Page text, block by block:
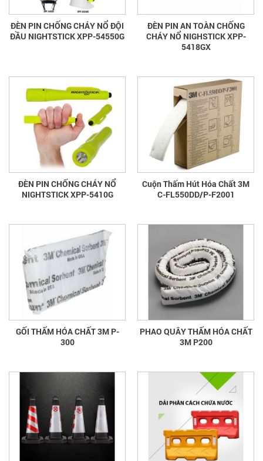
ĐÈN PIN CHỐNG CHÁY NỔ ĐỘI
ĐẦU NIGHTSTICK XPP-54550G
ĐÈN PIN AN TOÀN CHỐNG
CHÁY NỔ NIGHSTICK XPP-
5418GX
ĐÈN PIN CHỐNG CHÁY NỔ
NIGHTSTICK XPP-5410G
Cuộn Thấm Hút Hóa Chất 3M
C-FL550DD/P-F2001
GỐI THẤM HÓA CHẤT 3M P-
300
PHAO QUÂY THẤM HÓA CHẤT
3M P200